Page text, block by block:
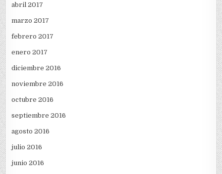
abril 2017
marzo 2017
febrero 2017
enero 2017
diciembre 2016
noviembre 2016
octubre 2016
septiembre 2016
agosto 2016
julio 2016
junio 2016